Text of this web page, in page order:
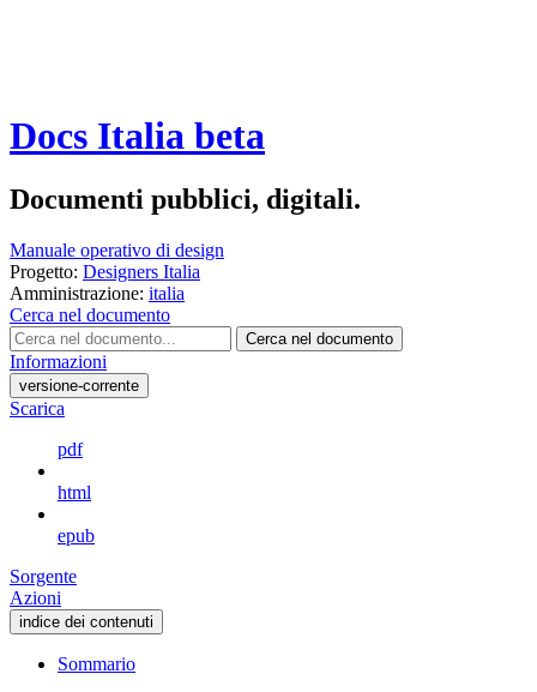
Docs Italia beta
Documenti pubblici, digitali.
Manuale operativo di design
Progetto: Designers Italia
Amministrazione: italia
Cerca nel documento
Cerca nel documento
Informazioni
versione-corrente
Scarica
pdf
html
epub
Sorgente
Azioni
indice dei contenuti
Sommario